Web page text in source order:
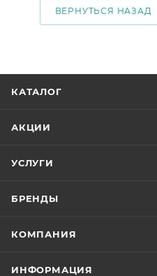
ВЕРНУТЬСЯ НАЗАД
КАТАЛОГ
АКЦИИ
УСЛУГИ
БРЕНДЫ
КОМПАНИЯ
ИНФОРМАЦИЯ